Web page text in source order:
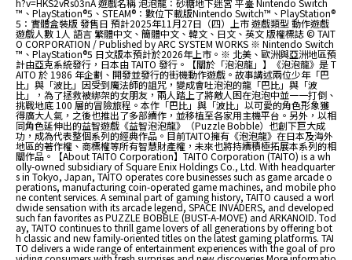
™、PlayStation®5、STEAM®：數位下載版Nintendo Switch™、PlayStation®
5：實體盒裝版 發售日 預計2025年11月27日（四）上市 遊戲類型 動作遊戲
遊戲人數 1人 語言 繁體中文、簡體中文、韓文、日文、英文 版權標誌 © TAIT
O CORPORATION / Published by ARC SYSTEM WORKS ※ Nintendo Switch
™、PlayStation®5 日文版本預計於2026年上市。※ 北美、歐洲與亞洲地區預
計由亞克系統發行，日本由 TAITO 發行。【關於「泡泡龍」】《泡泡龍》是 T
AITO 於 1986 年企劃、開發並發行的街機動作遊戲。故事講述兩位少年「巴
比」與「波比」因受到魔法師的詛咒，變成會吐泡泡的龍「巴比」與「波
比」，為了拯救被綁架的女朋友，兩人踏上了將敵人困在泡泡中並一一打倒、
挑戰地底 100 層的冒險旅程。本作「巴比」與「波比」以可愛的角色形象獲
得廣大人氣，之後也推出了多部續作，並移植至各家用主機平台。另外，以相
同角色延伸出的益智遊戲《益智泡泡龍》（Puzzle Bobble）也創下巨大成
功，成為代表整個系列的經典作品。目前TAITO擁有《泡泡龍》在日本及海外
地區的著作權、商標權等所有智慧財產權，未來也將持續積極拓展本系列的相
關作品。【About TAITO Corporation】TAITO Corporation (TAITO) is a wh
olly-owned subsidiary of Square Enix Holdings Co., Ltd. With headquarter
s in Tokyo, Japan, TAITO operates core businesses such as game arcade o
perations, manufacturing coin-operated game machines, and mobile pho
ne content services. A seminal part of gaming history, TAITO caused a worl
dwide sensation with its arcade legend, SPACE INVADERS, and developed
such fan favorites as PUZZLE BOBBLE (BUST-A-MOVE) and ARKANOID. Tod
ay, TAITO continues to thrill game lovers of all generations by offering bot
h classic and new family-oriented titles on the latest gaming platforms. TAI
TO delivers a wide range of entertainment experiences with the goal of pro